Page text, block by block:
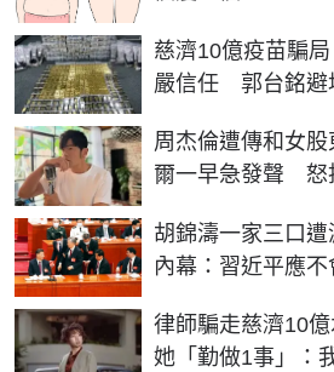
慈濟10億疫苗騙
嚴信任 郭台銘避
周杰倫遭傳和女
爾一早急發聲 怒
胡錦濤一家三口
內幕：習近平應不
律師騙走慈濟10
她「勤做1事」：